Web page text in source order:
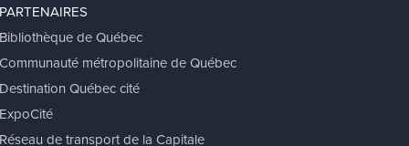
PARTENAIRES
Bibliothèque de Québec
Communauté métropolitaine de Québec
Destination Québec cité
ExpoCité
Réseau de transport de la Capitale